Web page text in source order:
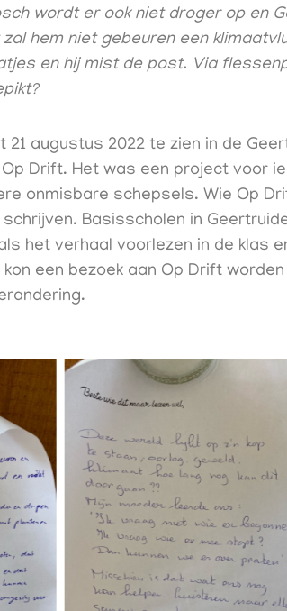
wordt er ook niet droger op en
zal hem niet gebeuren een
en hij mist de post. Via
augustus 2022 te zien in de
Drift. Het was een project voor
onmisbare schepsels. Wie Op
Basisscholen in
het verhaal voorlezen in de klas
een bezoek aan Op Drift